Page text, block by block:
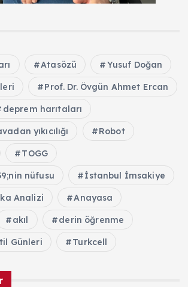
Atasözü Yusuf Doğan
Prof. Dr. Övgün Ahmet Ercan
deprem harıtaları
yıkıcılığı Robot
TOGG
nüfusu İstanbul İmsakiye
Analizi Anayasa
akıl derin öğrenme
Günleri Turkcell